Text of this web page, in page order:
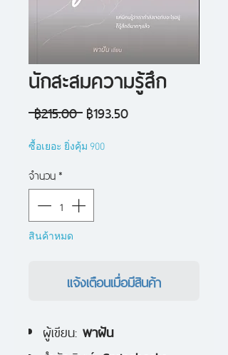
นักสะสมความรู้สึก
฿215.00 ราคา
฿193.50ราคา
ซื้อเยอะ ยิ่งคุ้ม 900
จำนวน*
สินค้าหมด
แจ้งเตือนเมื่อมีสินค้า
ผู้เขียน: พาฝัน